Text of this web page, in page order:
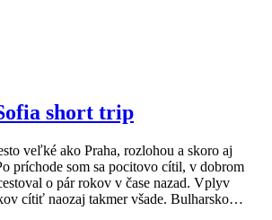
short trip
veľké ako Praha, rozlohou a skoro aj
príchode som sa pocitovo cítil, v dobrom
o pár rokov v čase nazad. Vplyv
cítiť naozaj takmer všade. Bulharsko…